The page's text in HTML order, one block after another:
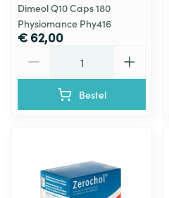
Dimeol Q10 Caps 180
Physiomance Phy416
€ 62,00
Bestel